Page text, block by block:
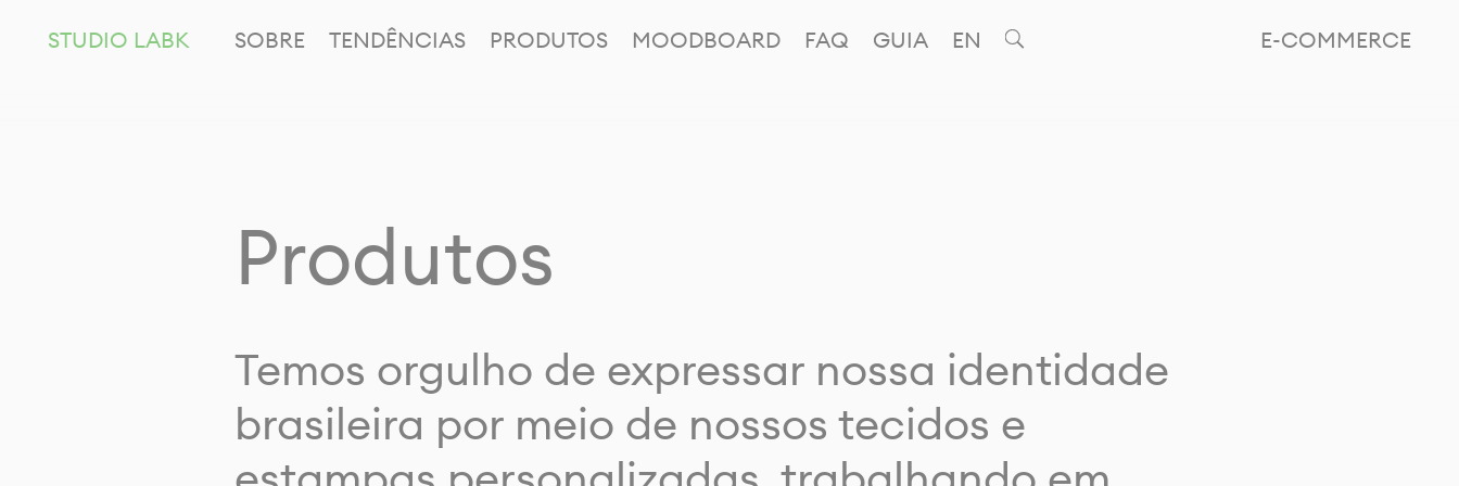
E-COMMERCE
STUDIO LABK SOBRE TENDÊNCIAS PRODUTOS MOODBOARD FAQ GUIA EN
Produtos
Temos orgulho de expressar nossa identidade
brasileira por meio de nossos tecidos e